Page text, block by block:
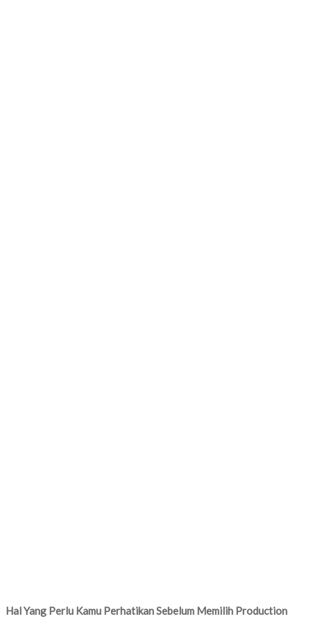
Hal Yang Perlu Kamu Perhatikan Sebelum Memilih Production